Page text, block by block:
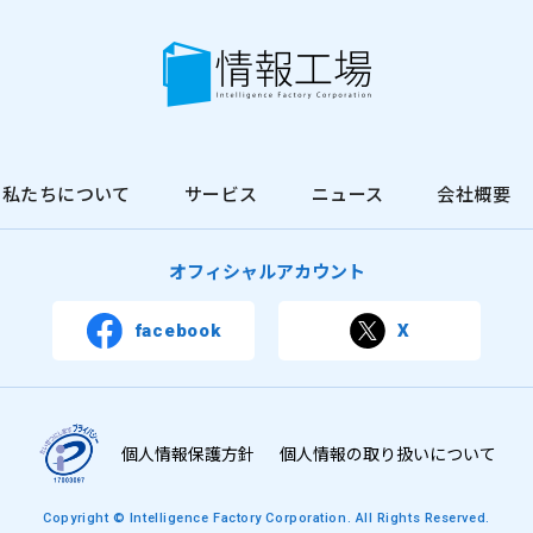
私たちについて サービス ニュース 会社概要
オフィシャルアカウント
facebook X
個人情報保護方針 個人情報の取り扱いについて
Copyright © Intelligence Factory Corporation. All Rights Reserved.